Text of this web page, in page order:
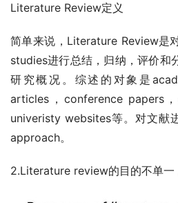
Literature Review定义
简单来说，Literature Review是
studies进行总结，归纳，评价和
研究概况。综述的对象是
articles，conference papers
univeristy websites等。对文献
approach。
2.Literature review的目的不单一